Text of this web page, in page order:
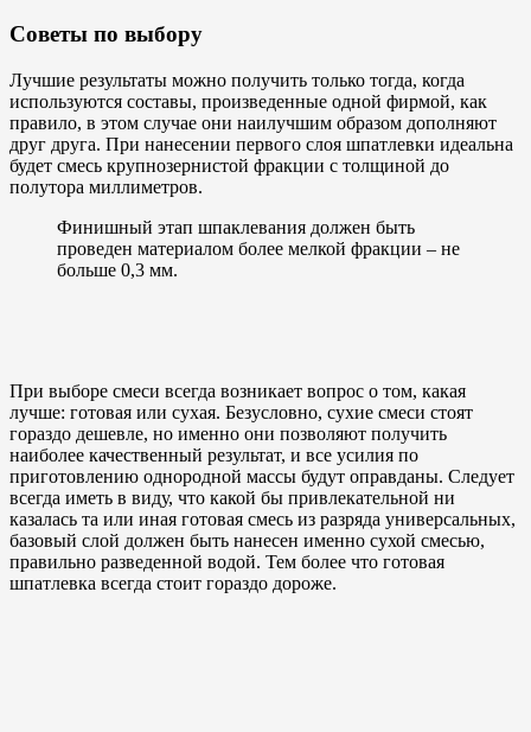
Советы по выбору
Лучшие результаты можно получить только тогда, когда
используются составы, произведенные одной фирмой, как
правило, в этом случае они наилучшим образом дополняют
друг друга. При нанесении первого слоя шпатлевки идеальна
будет смесь крупнозернистой фракции с толщиной до
полутора миллиметров.
Финишный этап шпаклевания должен быть
проведен материалом более мелкой фракции – не
больше 0,3 мм.
При выборе смеси всегда возникает вопрос о том, какая
лучше: готовая или сухая. Безусловно, сухие смеси стоят
гораздо дешевле, но именно они позволяют получить
наиболее качественный результат, и все усилия по
приготовлению однородной массы будут оправданы. Следует
всегда иметь в виду, что какой бы привлекательной ни
казалась та или иная готовая смесь из разряда универсальных,
базовый слой должен быть нанесен именно сухой смесью,
правильно разведенной водой. Тем более что готовая
шпатлевка всегда стоит гораздо дороже.